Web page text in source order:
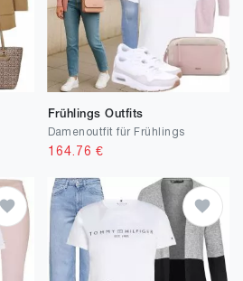
Frühlings Outfits
Damenoutfit für Frühlings
164.76 €